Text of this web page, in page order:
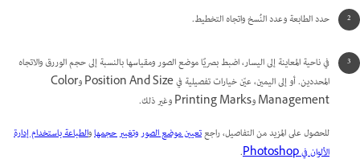
حدد الطابعة وعدد النُسخ واتجاه التخطيط.
في ناحية المعاينة إلى اليسار، اضبط بصريًا موضع الصور ومقياسها بالنسبة إلى حجم الوررق والاتجاه
المحددين. أو إلى اليمين، عيّن خيارات تفصيلية في Position And Size وColor
Management وPrinting Marks وغير ذلك.
للحصول على المزيد من التفاصيل، راجعتعيين موضع الصور وتغيير حجمهاوالطباعة باستخدام إدارة
الألوان في Photoshop
.